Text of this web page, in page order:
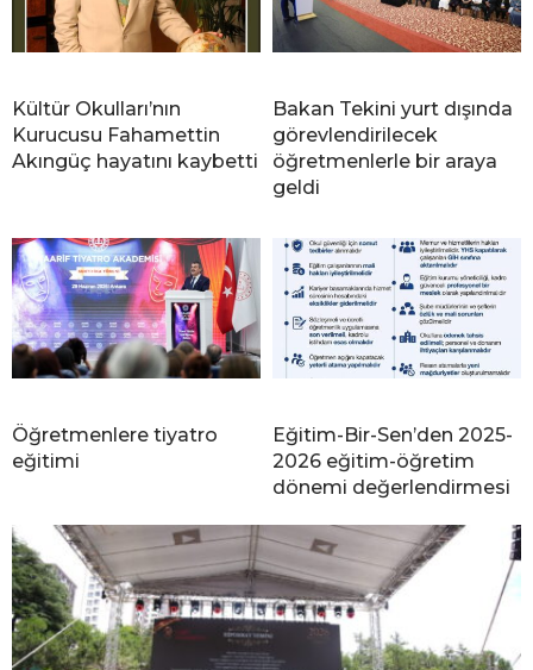
Kültür Okulları’nın
Kurucusu Fahamettin
Akıngüç hayatını kaybetti
Bakan Tekini yurt dışında
görevlendirilecek
öğretmenlerle bir araya
geldi
Öğretmenlere tiyatro
eğitimi
Eğitim-Bir-Sen’den 2025-
2026 eğitim-öğretim
dönemi değerlendirmesi